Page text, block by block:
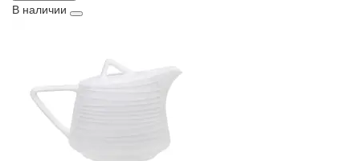
В наличии